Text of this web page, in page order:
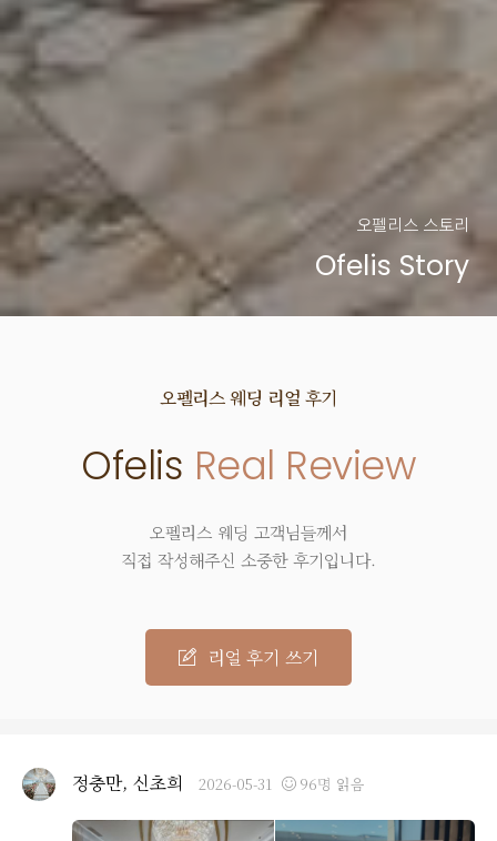
오펠리스 스토리
Ofelis Story
오펠리스 웨딩 리얼 후기
Ofelis Real Review
오펠리스 웨딩 고객님들께서
직접 작성해주신 소중한 후기입니다.
리얼 후기 쓰기
정충만, 신초희 2026-05-31 96명 읽음